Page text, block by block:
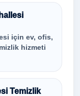
için ev, ofis,
hizmeti
Temizlik